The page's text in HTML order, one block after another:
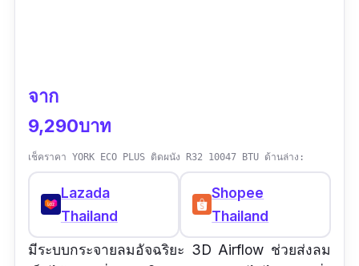
จาก
9,290บาท
เช็คราคา YORK ECO PLUS ติดผนัง R32 10047 BTU ด้านล่าง:
Lazada
Thailand
Shopee
Thailand
มีระบบกระจายลมอัจฉริยะ 3D Airflow ช่วยส่งลม